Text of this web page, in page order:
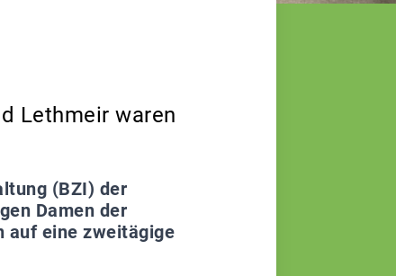
Lethmeir waren
(BZI) der
Damen der
auf eine zweitägige